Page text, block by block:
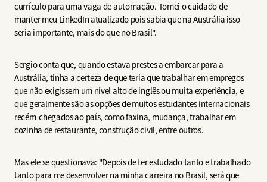
currículo para uma vaga de automação. Tomei o cuidado de
manter meu LinkedIn atualizado pois sabia que na Austrália isso
seria importante, mais do que no Brasil".
Sergio conta que, quando estava prestes a embarcar para a
Austrália, tinha a certeza de que teria que trabalhar em empregos
que não exigissem um nível alto de inglês ou muita experiência, e
que geralmente são as opções de muitos estudantes internacionais
recém-chegados ao país, como faxina, mudança, trabalhar em
cozinha de restaurante, construção civil, entre outros.
Mas ele se questionava: "Depois de ter estudado tanto e trabalhado
tanto para me desenvolver na minha carreira no Brasil, será que